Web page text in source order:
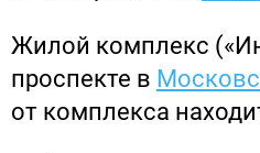
Жилой комплекс
проспекте в
от комплекса